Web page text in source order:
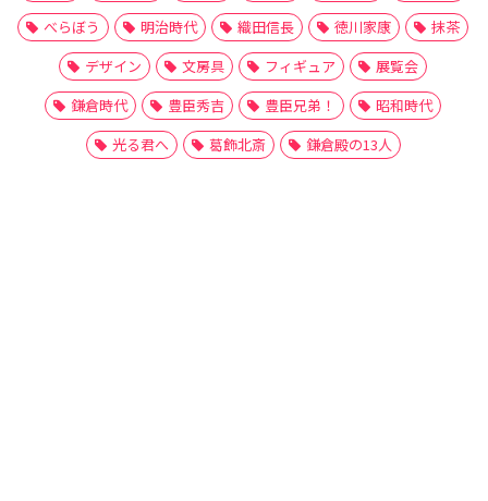
べらぼう
明治時代 織田信長 徳川家康
抹茶
デザイン
文房具 フィギュア
展覧会
鎌倉時代
豊臣秀吉 豊臣兄弟！
昭和時代
光る君へ
葛飾北斎 鎌倉殿の13人